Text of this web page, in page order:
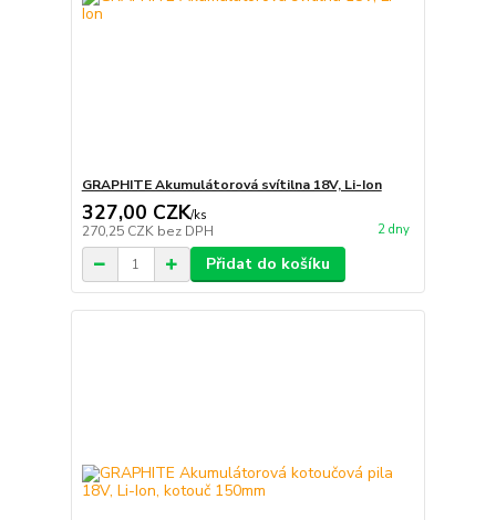
GRAPHITE Akumulátorová svítilna 18V, Li-Ion
327,00 CZK/ks
270,25 CZK bez DPH 2 dny
Přidat do košíku